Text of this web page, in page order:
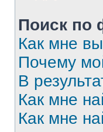
Поиск по
Как мне
Почему
В
Как мне
Как мне